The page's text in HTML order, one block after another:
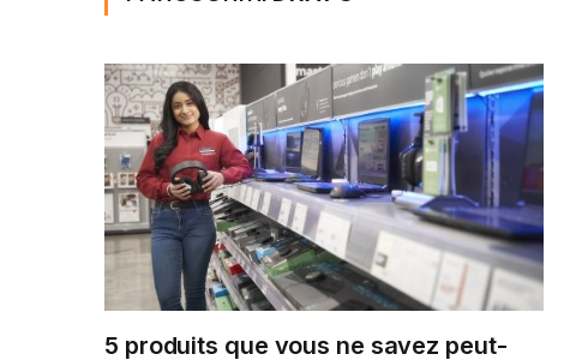
5 produits que vous ne savez peut-